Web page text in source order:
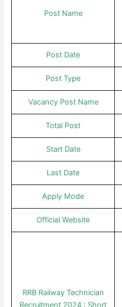
Post Name
Post Date
Post Type
Vacancy Post Name
Total Post
Start Date
Last Date
Apply Mode
Official Website
RRB Railway Technician
Recruitment 2024 : Short